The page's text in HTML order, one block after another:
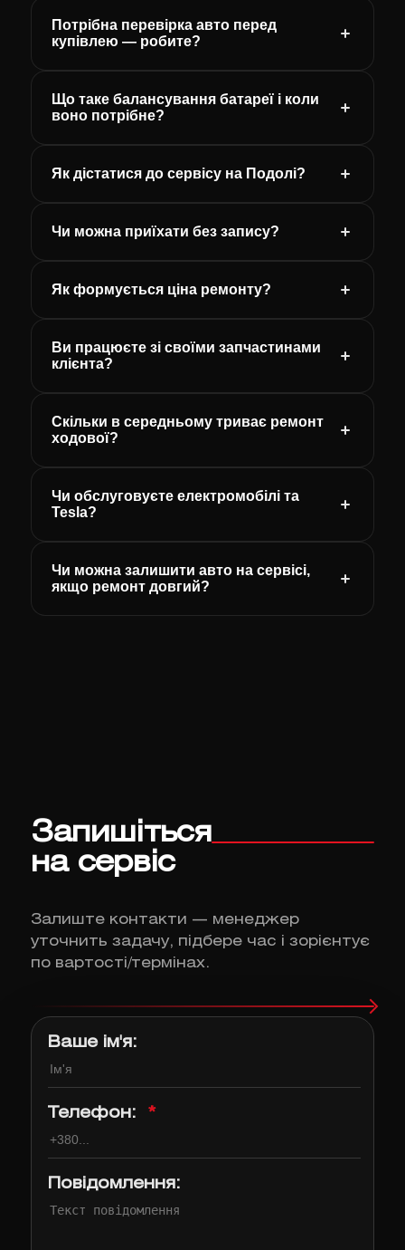
Потрібна перевірка авто перед
купівлею — робите?
Що таке балансування батареї і коли
воно потрібне?
Як дістатися до сервісу на Подолі?
Чи можна приїхати без запису?
Як формується ціна ремонту?
Ви працюєте зі своїми запчастинами
клієнта?
Скільки в середньому триває ремонт
ходової?
Чи обслуговуєте електромобілі та
Tesla?
Чи можна залишити авто на сервісі,
якщо ремонт довгий?
Запишіться
на сервіс
Залиште контакти — менеджер
уточнить задачу, підбере час і зорієнтує
по вартості/термінах.
Ваше ім'я:
Телефон: *
Повідомлення: